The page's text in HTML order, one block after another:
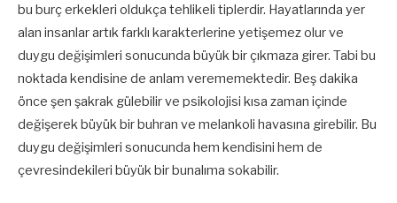
bu burç erkekleri oldukça tehlikeli tiplerdir. Hayatlarında yer
alan insanlar artık farklı karakterlerine yetişemez olur ve
duygu değişimleri sonucunda büyük bir çıkmaza girer. Tabi bu
noktada kendisine de anlam verememektedir. Beş dakika
önce şen şakrak gülebilir ve psikolojisi kısa zaman içinde
değişerek büyük bir buhran ve melankoli havasına girebilir. Bu
duygu değişimleri sonucunda hem kendisini hem de
çevresindekileri büyük bir bunalıma sokabilir.